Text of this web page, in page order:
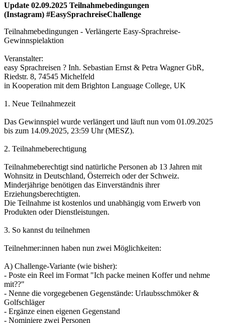
Update 02.09.2025 Teilnahmebedingungen
(Instagram) #EasySprachreiseChallenge
Teilnahmebedingungen - Verlängerte Easy-Sprachreise-
Gewinnspielaktion
Veranstalter:
easy Sprachreisen ? Inh. Sebastian Ernst & Petra Wagner GbR,
Riedstr. 8, 74545 Michelfeld
in Kooperation mit dem Brighton Language College, UK
1. Neue Teilnahmezeit
Das Gewinnspiel wurde verlängert und läuft nun vom 01.09.2025
bis zum 14.09.2025, 23:59 Uhr (MESZ).
2. Teilnahmeberechtigung
Teilnahmeberechtigt sind natürliche Personen ab 13 Jahren mit
Wohnsitz in Deutschland, Österreich oder der Schweiz.
Minderjährige benötigen das Einverständnis ihrer
Erziehungsberechtigten.
Die Teilnahme ist kostenlos und unabhängig vom Erwerb von
Produkten oder Dienstleistungen.
3. So kannst du teilnehmen
Teilnehmer:innen haben nun zwei Möglichkeiten:
A) Challenge-Variante (wie bisher):
- Poste ein Reel im Format "Ich packe meinen Koffer und nehme
mit??"
- Nenne die vorgegebenen Gegenstände: Urlaubsschmöker &
Golfschläger
- Ergänze einen eigenen Gegenstand
- Nominiere zwei Personen